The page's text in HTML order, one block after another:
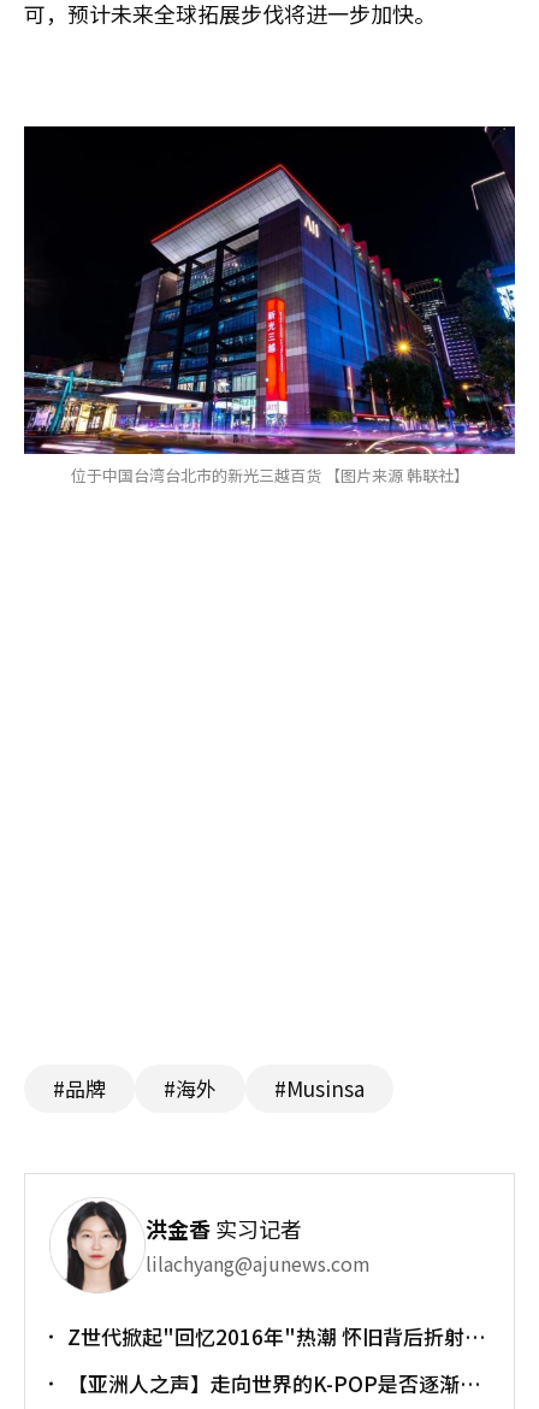
可，预计未来全球拓展步伐将进一步加快。
位于中国台湾台北市的新光三越百货 【图片来源 韩联社】
#品牌 #海外 #Musinsa
洪金香实习记者
lilachyang@ajunews.com
Z世代掀起"回忆2016年"热潮 怀旧背后折射经
【亚洲人之声】走向世界的K-POP是否逐渐淡